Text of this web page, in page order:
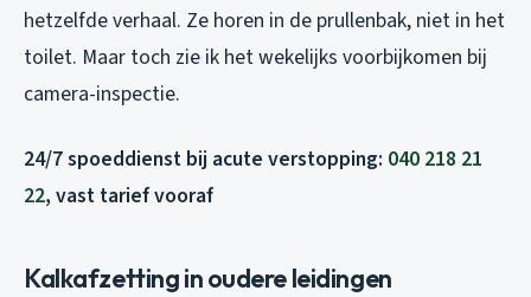
hetzelfde verhaal. Ze horen in de prullenbak, niet in het
toilet. Maar toch zie ik het wekelijks voorbijkomen bij
camera-inspectie.
24/7 spoeddienst bij acute verstopping: 040 218 21
22, vast tarief vooraf
Kalkafzetting in oudere leidingen